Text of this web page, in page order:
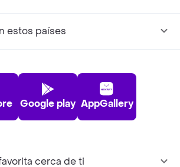
estos países
Google play AppGallery
cerca de ti